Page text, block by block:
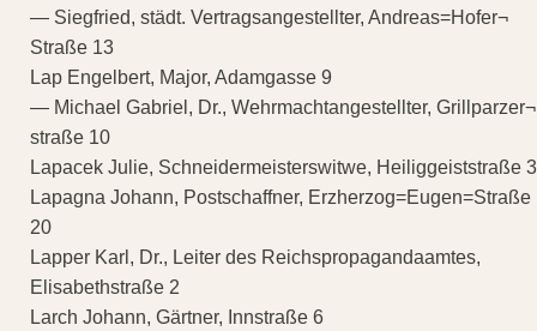
— Siegfried, städt. Vertragsangestellter, Andreas=Hofer¬
Straße 13
Lap Engelbert, Major, Adamgasse 9
— Michael Gabriel, Dr., Wehrmachtangestellter, Grillparzer¬
straße 10
Lapacek Julie, Schneidermeisterswitwe, Heiliggeiststraße 3
Lapagna Johann, Postschaffner, Erzherzog=Eugen=Straße
20
Lapper Karl, Dr., Leiter des Reichspropagandaamtes,
Elisabethstraße 2
Larch Johann, Gärtner, Innstraße 6